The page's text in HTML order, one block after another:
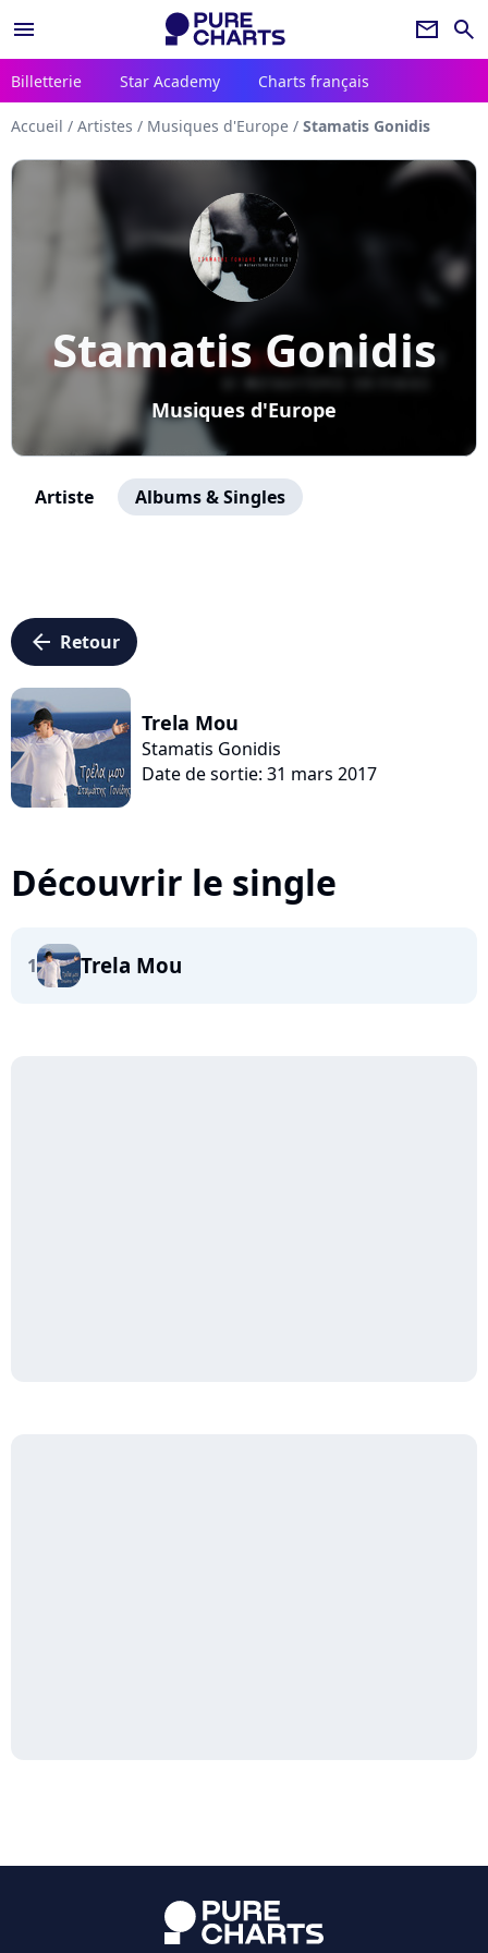
menu newsletter search
Billetterie Star Academy Charts français
Accueil / Artistes / Musiques d'Europe / Stamatis Gonidis
Stamatis Gonidis
Musiques d'Europe
Artiste Albums & Singles
arrow_left Retour
Trela Mou
Stamatis Gonidis
Date de sortie: 31 mars 2017
Découvrir le single
1 Trela Mou